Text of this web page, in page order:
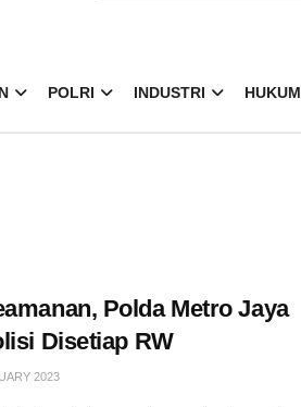
POLRI INDUSTRI HUKUM
Polda Metro Jaya
Disetiap RW
2023